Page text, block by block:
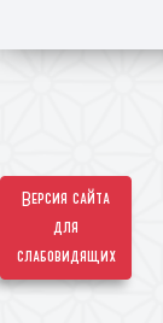
Версия сайта
для
слабовидящих